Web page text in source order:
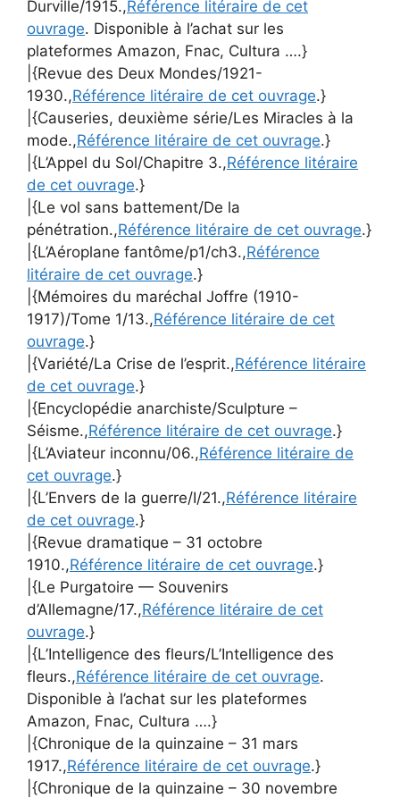
Durville/1915.,Référence litéraire de cet
ouvrage. Disponible à l’achat sur les
plateformes Amazon, Fnac, Cultura ….}
|{Revue des Deux Mondes/1921-
1930.,Référence litéraire de cet ouvrage.}
|{Causeries, deuxième série/Les Miracles à la
mode.,Référence litéraire de cet ouvrage.}
|{L’Appel du Sol/Chapitre 3.,Référence litéraire
de cet ouvrage.}
|{Le vol sans battement/De la
pénétration.,Référence litéraire de cet ouvrage.}
|{L’Aéroplane fantôme/p1/ch3.,Référence
litéraire de cet ouvrage.}
|{Mémoires du maréchal Joffre (1910-
1917)/Tome 1/13.,Référence litéraire de cet
ouvrage.}
|{Variété/La Crise de l’esprit.,Référence litéraire
de cet ouvrage.}
|{Encyclopédie anarchiste/Sculpture –
Séisme.,Référence litéraire de cet ouvrage.}
|{L’Aviateur inconnu/06.,Référence litéraire de
cet ouvrage.}
|{L’Envers de la guerre/I/21.,Référence litéraire
de cet ouvrage.}
|{Revue dramatique – 31 octobre
1910.,Référence litéraire de cet ouvrage.}
|{Le Purgatoire — Souvenirs
d’Allemagne/17.,Référence litéraire de cet
ouvrage.}
|{L’Intelligence des fleurs/L’Intelligence des
fleurs.,Référence litéraire de cet ouvrage.
Disponible à l’achat sur les plateformes
Amazon, Fnac, Cultura ….}
|{Chronique de la quinzaine – 31 mars
1917.,Référence litéraire de cet ouvrage.}
|{Chronique de la quinzaine – 30 novembre